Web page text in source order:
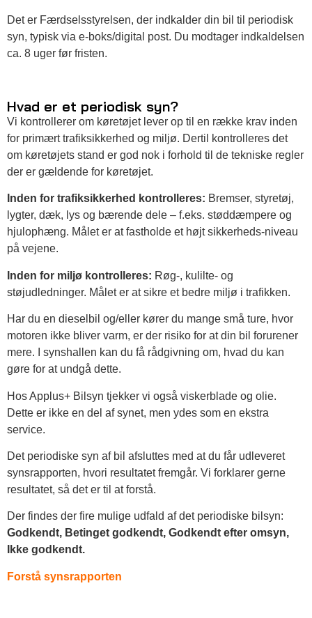
Det er Færdselsstyrelsen, der indkalder din bil til periodisk
syn, typisk via e-boks/digital post. Du modtager indkaldelsen
ca. 8 uger før fristen.
Hvad er et periodisk syn?
Vi kontrollerer om køretøjet lever op til en række krav inden
for primært trafiksikkerhed og miljø. Dertil kontrolleres det
om køretøjets stand er god nok i forhold til de tekniske regler
der er gældende for køretøjet.
Inden for trafiksikkerhed kontrolleres: Bremser, styretøj,
lygter, dæk, lys og bærende dele – f.eks. støddæmpere og
hjulophæng. Målet er at fastholde et højt sikkerheds-niveau
på vejene.
Inden for miljø kontrolleres: Røg-, kulilte- og
støjudledninger. Målet er at sikre et bedre miljø i trafikken.
Har du en dieselbil og/eller kører du mange små ture, hvor
motoren ikke bliver varm, er der risiko for at din bil forurener
mere. I synshallen kan du få rådgivning om, hvad du kan
gøre for at undgå dette.
Hos Applus+ Bilsyn tjekker vi også viskerblade og olie.
Dette er ikke en del af synet, men ydes som en ekstra
service.
Det periodiske syn af bil afsluttes med at du får udleveret
synsrapporten, hvori resultatet fremgår. Vi forklarer gerne
resultatet, så det er til at forstå.
Der findes der fire mulige udfald af det periodiske bilsyn:
Godkendt, Betinget godkendt, Godkendt efter omsyn,
Ikke godkendt.
Forstå synsrapporten